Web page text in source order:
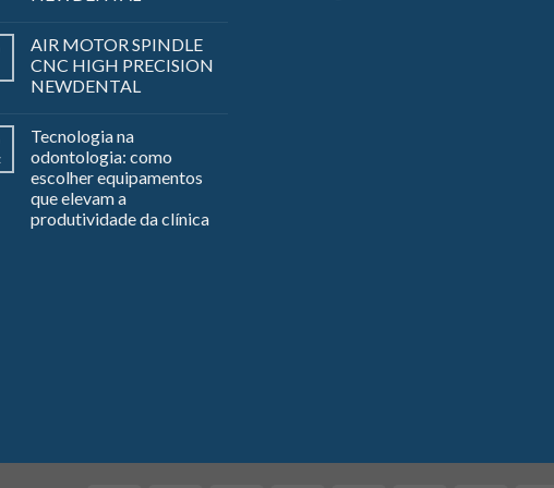
AIR MOTOR SPINDLE
CNC HIGH PRECISION
NEWDENTAL
Tecnologia na
odontologia: como
escolher equipamentos
que elevam a
produtividade da clínica